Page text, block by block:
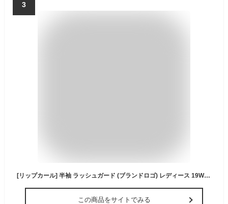
3
[リップカール] 半袖 ラッシュガード (ブランドロゴ) レディース 19WWRV WHITE 日本サイズL (USA_S)
この商品をサイトでみる